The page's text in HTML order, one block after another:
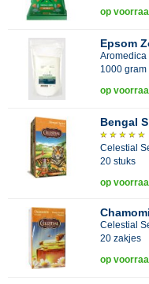
op
Epsom
Aromedica
1000 gram
op
Bengal
Celestial
20 stuks
op
Celestial
20 zakjes
op